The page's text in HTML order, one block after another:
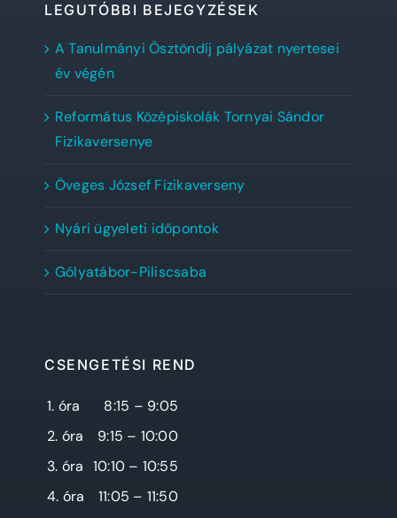
LEGUTÓBBI BEJEGYZÉSEK
A Tanulmányi Ösztöndíj pályázat nyertesei
év végén
Református Középiskolák Tornyai Sándor
Fizikaversenye
Öveges József Fizikaverseny
Nyári ügyeleti időpontok
Gólyatábor-Piliscsaba
CSENGETÉSI REND
1. óra
8:15 – 9:05
2. óra
9:15 – 10:00
3. óra 10:10 – 10:55
4. óra
11:05 – 11:50